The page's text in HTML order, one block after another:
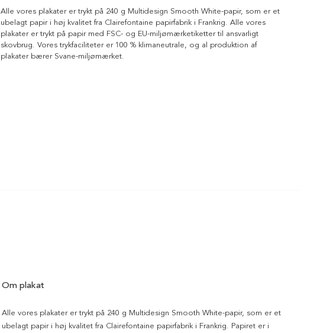
Alle vores plakater er trykt på 240 g Multidesign Smooth White-papir, som er et
ubelagt papir i høj kvalitet fra Clairefontaine papirfabrik i Frankrig. Alle vores
plakater er trykt på papir med FSC- og EU-miljømærketiketter til ansvarligt
skovbrug. Vores trykfaciliteter er 100 % klimaneutrale, og al produktion af
plakater bærer Svane-miljømærket.
Om plakat
Alle vores plakater er trykt på 240 g Multidesign Smooth White-papir, som er et
ubelagt papir i høj kvalitet fra Clairefontaine papirfabrik i Frankrig. Papiret er i